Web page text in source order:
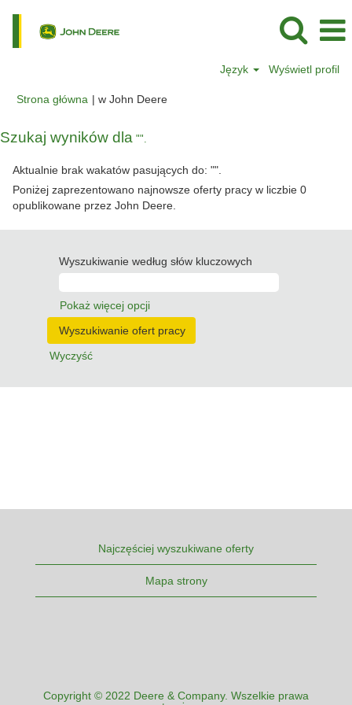
Język Wyświetl profil
Strona główna | w John Deere(bieżąca
Szukaj wyników dla "".
Aktualnie brak wakatów pasujących do: "".
Poniżej zaprezentowano najnowsze oferty pracy w liczbie 0
opublikowane przez John Deere.
Wyszukiwanie według słów kluczowych
Pokaż więcej opcji
Wyczyść
Najczęściej wyszukiwane oferty
Mapa strony
Copyright © 2022 Deere & Company. Wszelkie prawa